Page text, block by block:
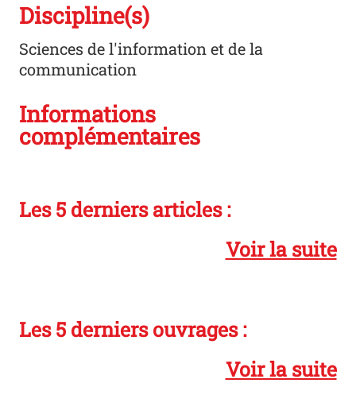
Discipline(s)
Sciences de l'information et de la
communication
Informations
complémentaires
Les 5 derniers articles :
Voir la suite
Les 5 derniers ouvrages :
Voir la suite